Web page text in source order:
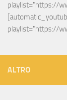
playlist="https://
playlist="https://
ALTRO